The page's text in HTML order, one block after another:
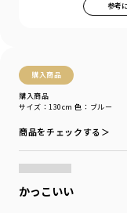
参考
購入商品
購入商品
サイズ：130cm 色：ブルー
商品をチェックする＞
かっこいい